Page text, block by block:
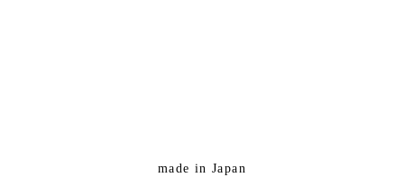
made in Japan